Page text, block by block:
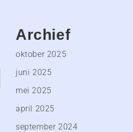
Archief
oktober 2025
juni 2025
mei 2025
april 2025
september 2024